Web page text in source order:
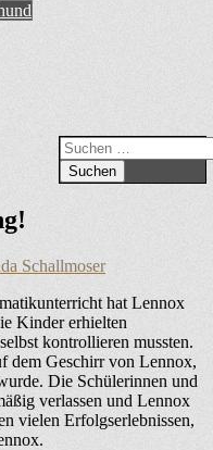
Suchen
nach:
Schallmoser
hat Lennox
Kinder erhielten
kontrollieren mussten.
dem Geschirr von Lennox,
Die Schülerinnen und
verlassen und Lennox
vielen Erfolgserlebnissen,